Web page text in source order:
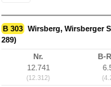
B 303 Wirsberg, Wirsberger
289)
Nr.
12.741
(12.312)
B-